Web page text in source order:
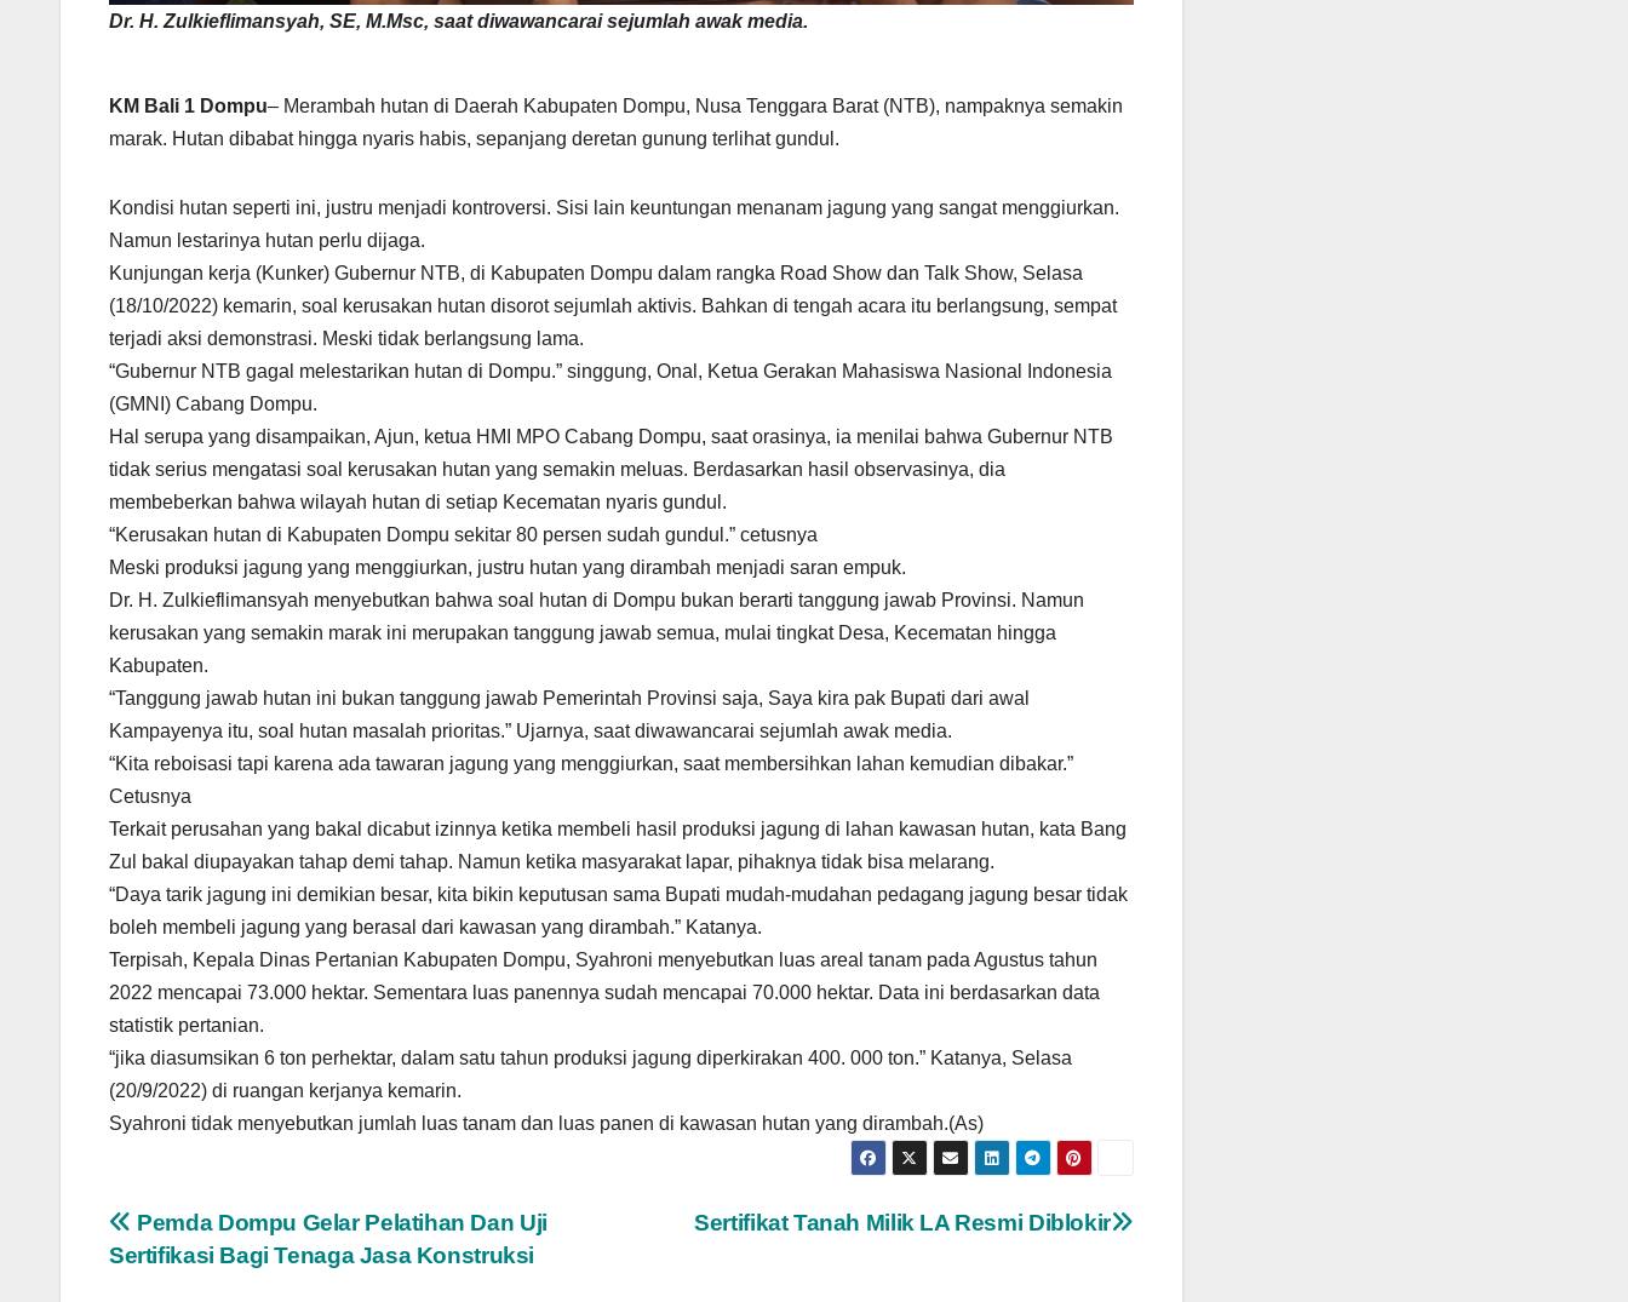
Dr. H. Zulkieflimansyah, SE, M.Msc, saat diwawancarai sejumlah awak media.
KM Bali 1 Dompu– Merambah hutan di Daerah Kabupaten Dompu, Nusa Tenggara Barat (NTB), nampaknya semakin
marak. Hutan dibabat hingga nyaris habis, sepanjang deretan gunung terlihat gundul.
Kondisi hutan seperti ini, justru menjadi kontroversi. Sisi lain keuntungan menanam jagung yang sangat menggiurkan.
Namun lestarinya hutan perlu dijaga.
Kunjungan kerja (Kunker) Gubernur NTB, di Kabupaten Dompu dalam rangka Road Show dan Talk Show, Selasa
(18/10/2022) kemarin, soal kerusakan hutan disorot sejumlah aktivis. Bahkan di tengah acara itu berlangsung, sempat
terjadi aksi demonstrasi. Meski tidak berlangsung lama.
“Gubernur NTB gagal melestarikan hutan di Dompu.” singgung, Onal, Ketua Gerakan Mahasiswa Nasional Indonesia
(GMNI) Cabang Dompu.
Hal serupa yang disampaikan, Ajun, ketua HMI MPO Cabang Dompu, saat orasinya, ia menilai bahwa Gubernur NTB
tidak serius mengatasi soal kerusakan hutan yang semakin meluas. Berdasarkan hasil observasinya, dia
membeberkan bahwa wilayah hutan di setiap Kecematan nyaris gundul.
“Kerusakan hutan di Kabupaten Dompu sekitar 80 persen sudah gundul.” cetusnya
Meski produksi jagung yang menggiurkan, justru hutan yang dirambah menjadi saran empuk.
Dr. H. Zulkieflimansyah menyebutkan bahwa soal hutan di Dompu bukan berarti tanggung jawab Provinsi. Namun
kerusakan yang semakin marak ini merupakan tanggung jawab semua, mulai tingkat Desa, Kecematan hingga
Kabupaten.
“Tanggung jawab hutan ini bukan tanggung jawab Pemerintah Provinsi saja, Saya kira pak Bupati dari awal
Kampayenya itu, soal hutan masalah prioritas.” Ujarnya, saat diwawancarai sejumlah awak media.
“Kita reboisasi tapi karena ada tawaran jagung yang menggiurkan, saat membersihkan lahan kemudian dibakar.”
Cetusnya
Terkait perusahan yang bakal dicabut izinnya ketika membeli hasil produksi jagung di lahan kawasan hutan, kata Bang
Zul bakal diupayakan tahap demi tahap. Namun ketika masyarakat lapar, pihaknya tidak bisa melarang.
“Daya tarik jagung ini demikian besar, kita bikin keputusan sama Bupati mudah-mudahan pedagang jagung besar tidak
boleh membeli jagung yang berasal dari kawasan yang dirambah.” Katanya.
Terpisah, Kepala Dinas Pertanian Kabupaten Dompu, Syahroni menyebutkan luas areal tanam pada Agustus tahun
2022 mencapai 73.000 hektar. Sementara luas panennya sudah mencapai 70.000 hektar. Data ini berdasarkan data
statistik pertanian.
“jika diasumsikan 6 ton perhektar, dalam satu tahun produksi jagung diperkirakan 400. 000 ton.” Katanya, Selasa
(20/9/2022) di ruangan kerjanya kemarin.
Syahroni tidak menyebutkan jumlah luas tanam dan luas panen di kawasan hutan yang dirambah.(As)
Navigasi
Sertifikat Tanah Milik LA Resmi Diblokir
Pemda Dompu Gelar Pelatihan Dan Uji
Sertifikasi Bagi Tenaga Jasa Konstruksi